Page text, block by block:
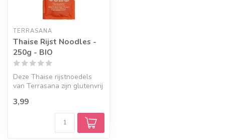
TERRASANA
Thaise Rijst Noodles -
250g - BIO
Deze Thaise rijstnoedels
van Terrasana zijn glutenvrij
3,99